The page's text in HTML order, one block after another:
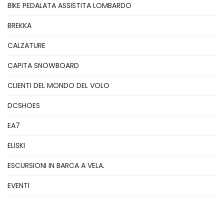
BIKE PEDALATA ASSISTITA LOMBARDO
BREKKA
CALZATURE
CAPITA SNOWBOARD
CLIENTI DEL MONDO DEL VOLO
DCSHOES
EA7
ELISKI
ESCURSIONI IN BARCA A VELA.
EVENTI